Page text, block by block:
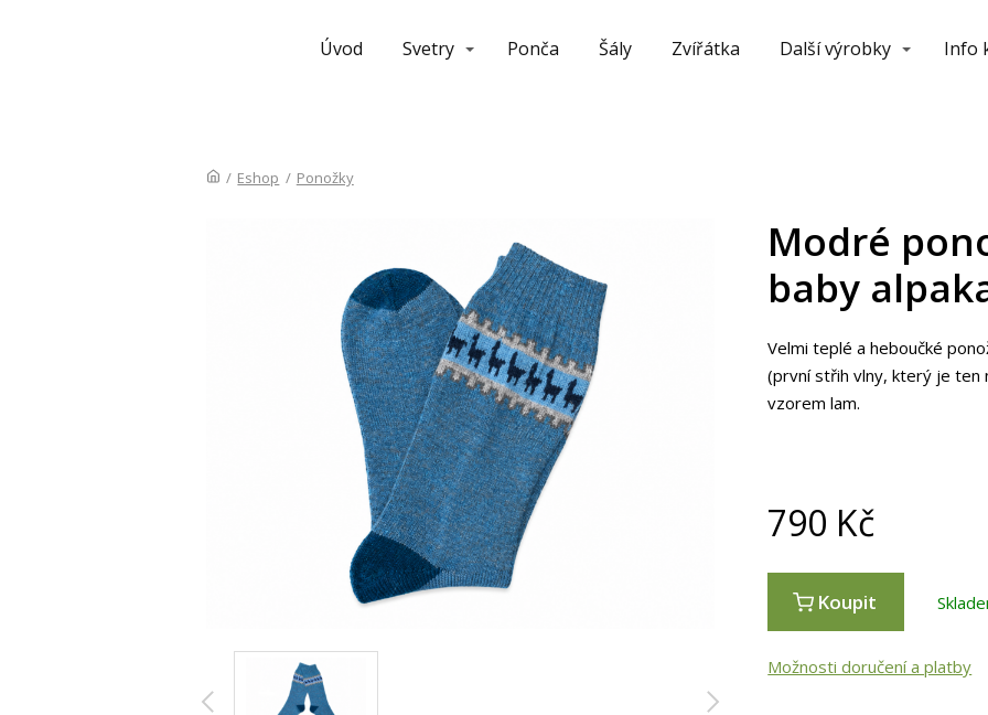
Úvod Svetry Ponča Šály Zvířátka Další výrobky Info
/ Eshop / Ponožky
Modré
baby
Velmi teplé a heboučké
(první střih vlny, který je ten
vzorem lam.
790 Kč
Koupit
Možnosti doručení a platby